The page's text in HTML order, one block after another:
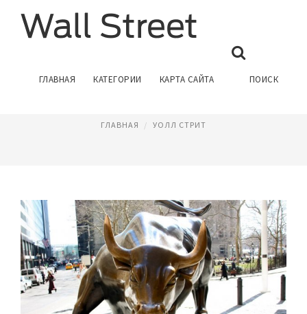
ГЛАВНАЯ КАТЕГОРИИ КАРТА САЙТА ПОИСК
УОЛЛ СТРИТ АДРЕС
ГЛАВНАЯ УОЛЛ СТРИТ